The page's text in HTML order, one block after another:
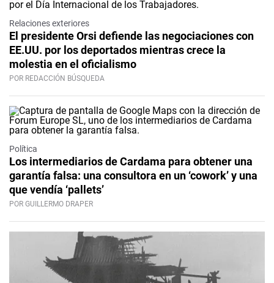
Relaciones exteriores
El presidente Orsi defiende las negociaciones con
EE.UU. por los deportados mientras crece la
molestia en el oficialismo
POR REDACCIÓN BÚSQUEDA
Política
Los intermediarios de Cardama para obtener una
garantía falsa: una consultora en un ‘cowork’ y una
que vendía ‘pallets’
POR GUILLERMO DRAPER